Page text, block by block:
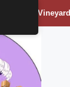
Bengals Vineyard